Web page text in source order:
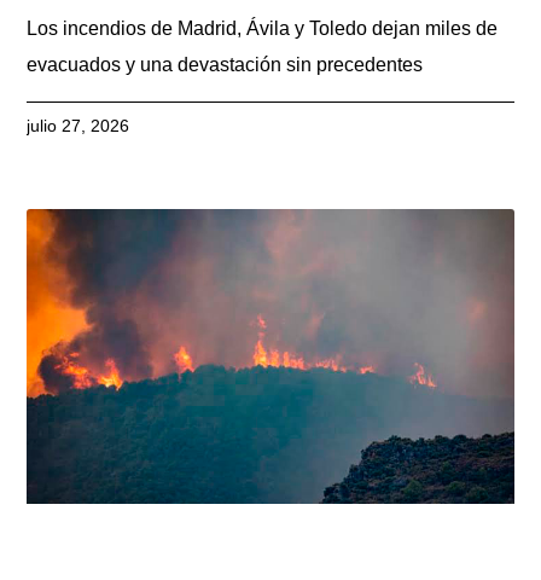
Los incendios de Madrid, Ávila y Toledo dejan miles de
evacuados y una devastación sin precedentes
julio 27, 2026